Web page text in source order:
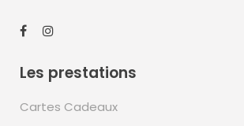
Les prestations
Cartes Cadeaux